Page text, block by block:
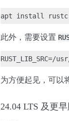
此外，需要设置
为方便起见，可以
24.04 LTS 及更